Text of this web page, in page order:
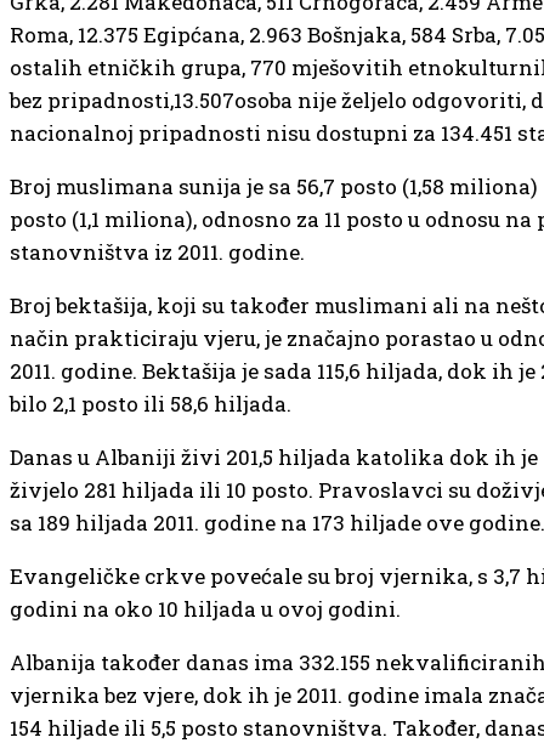
Roma, 12.375 Egipćana, 2.963 Bošnjaka, 584 Srba,
ostalih etničkih grupa, 770 mješovitih
bez pripadnosti,13.507osoba nije željelo odgovoriti,
nacionalnoj pripadnosti nisu dostupni za 134.451
Broj muslimana sunija je sa 56,7 posto (1,58 miliona)
posto (1,1 miliona), odnosno za 11 posto u odnosu
stanovništva iz 2011. godine.
Broj bektašija, koji su također muslimani ali na
način prakticiraju vjeru, je značajno porastao u
2011. godine. Bektašija je sada 115,6 hiljada, dok ih je
bilo 2,1 posto ili 58,6 hiljada.
Danas u Albaniji živi 201,5 hiljada katolika dok ih je
živjelo 281 hiljada ili 10 posto. Pravoslavci su
sa 189 hiljada 2011. godine na 173 hiljade ove godine.
Evangeličke crkve povećale su broj vjernika, s 3,7
godini na oko 10 hiljada u ovoj godini.
Albanija također danas ima 332.155
vjernika bez vjere, dok ih je 2011. godine imala
154 hiljade ili 5,5 posto stanovništva. Također,